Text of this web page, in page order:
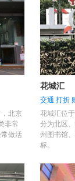
北京
非常
做活
花城汇
交通 打折
花城汇位
分为北区
州图书馆
标。